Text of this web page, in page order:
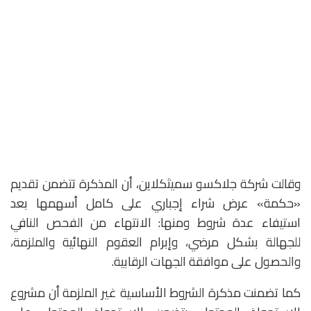
وقالت شركة جلاكسو سميثكلاين، أن المذكرة تتضمن تقديم
«حكمة» عرض شراء إجباري على كامل أسهمها بعد
استيفاء عدة شروط ومنها: الانتهاء من الفحص النافي
للجهالة بشكل مرضي، وإبرام العقوم النهائية والملزمة،
والحصول على موافقة الجهات الرقابية.
كما تضمنت مذكرة الشروط الأساسية غير الملزمة أن مشروع